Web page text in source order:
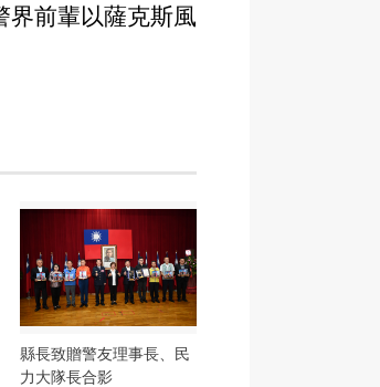
界前輩以薩克斯風
縣長致贈警友理事長、民
力大隊長合影